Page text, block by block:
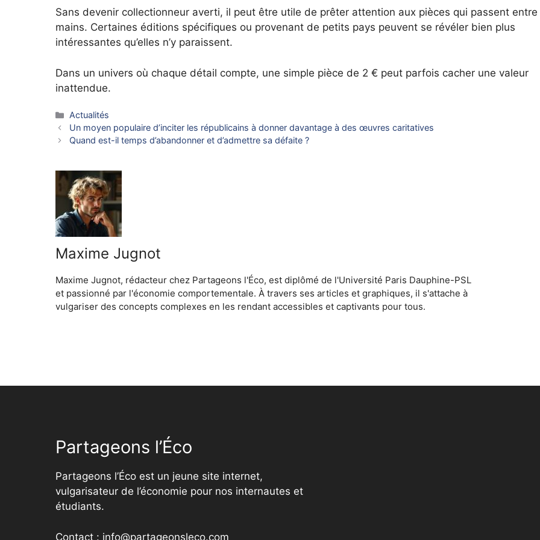
Sans devenir collectionneur averti, il peut être utile de prêter attention aux pièces qui passent entre
mains. Certaines éditions spécifiques ou provenant de petits pays peuvent se révéler bien plus
intéressantes qu’elles n’y paraissent.
Dans un univers où chaque détail compte, une simple pièce de 2 € peut parfois cacher une valeur
inattendue.
Catégories
Actualités
Un moyen populaire d’inciter les républicains à donner davantage à des œuvres caritatives
Quand est-il temps d’abandonner et d’admettre sa défaite ?
Maxime Jugnot
Maxime Jugnot, rédacteur chez Partageons l'Éco, est diplômé de l'Université Paris Dauphine-PSL
et passionné par l'économie comportementale. À travers ses articles et graphiques, il s'attache à
vulgariser des concepts complexes en les rendant accessibles et captivants pour tous.
Partageons l’Éco
Partageons l’Éco est un jeune site internet,
vulgarisateur de l’économie pour nos internautes et
étudiants.
Contact : info@partageonsleco.com